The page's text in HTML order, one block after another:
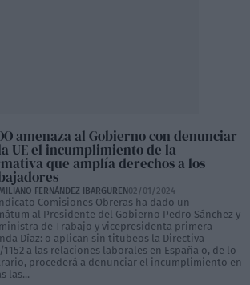
amenaza al Gobierno con denunciar
UE el incumplimiento de la
que amplía derechos a los
FERNÁNDEZ IBARGUREN02/01/2024
Comisiones Obreras ha dado un
al Presidente del Gobierno Pedro Sánchez y
de Trabajo y vicepresidenta primera
Díaz: o aplican sin titubeos la Directiva
1152 a las relaciones laborales en España o, de lo
procederá a denunciar el incumplimiento en
las...